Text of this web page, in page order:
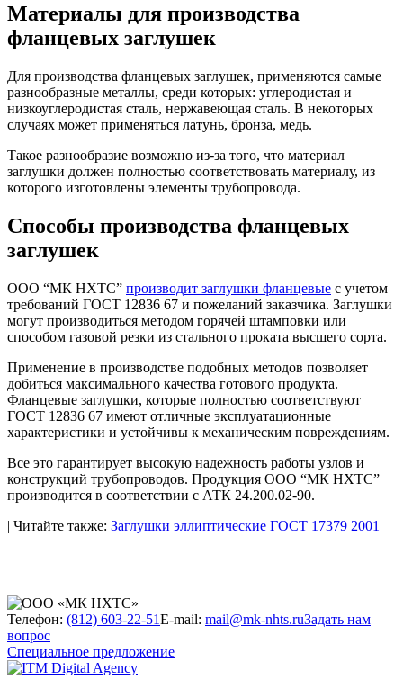
Материалы для производства
фланцевых заглушек
Для производства фланцевых заглушек, применяются самые
разнообразные металлы, среди которых: углеродистая и
низкоуглеродистая сталь, нержавеющая сталь. В некоторых
случаях может применяться латунь, бронза, медь.
Такое разнообразие возможно из-за того, что материал
заглушки должен полностью соответствовать материалу, из
которого изготовлены элементы трубопровода.
Способы производства фланцевых
заглушек
ООО “МК НХТС” производит заглушки фланцевые с учетом
требований ГОСТ 12836 67 и пожеланий заказчика. Заглушки
могут производиться методом горячей штамповки или
способом газовой резки из стального проката высшего сорта.
Применение в производстве подобных методов позволяет
добиться максимального качества готового продукта.
Фланцевые заглушки, которые полностью соответствуют
ГОСТ 12836 67 имеют отличные эксплуатационные
характеристики и устойчивы к механическим повреждениям.
Все это гарантирует высокую надежность работы узлов и
конструкций трубопроводов. Продукция ООО “МК НХТС”
производится в соответствии с АТК 24.200.02-90.
| Читайте также: Заглушки эллиптические ГОСТ 17379 2001
Телефон: (812) 603-22-51E-mail: mail@mk-nhts.ruЗадать нам
вопрос
Специальное предложение